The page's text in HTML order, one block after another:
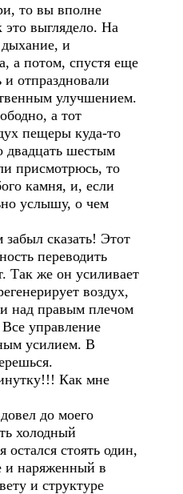
то вы вполне
это выглядело. На
и
а потом, спустя еще
отпраздновали
улучшением.
а тот
пещеры куда-то
двадцать шестым
присмотрюсь, то
камня, и, если
услышу, о чем
сказать! Этот
переводить
Так же он усиливает
воздух,
над правым плечом
управление
усилием. В
Как мне
до моего
холодный
остался стоять один,
и наряженный в
и структуре